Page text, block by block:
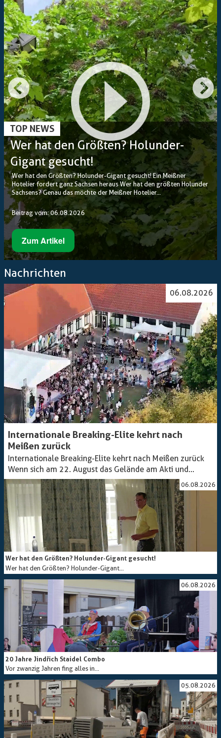
TOP NEWS
Wer hat den Größten? Holunder-
Gigant gesucht!
Wer hat den Größten? Holunder-Gigant gesucht! Ein Meißner
Hotelier fordert ganz Sachsen heraus Wer hat den größten Holunder
Sachsens? Genau das möchte der Meißner Hotelier...
Beitrag vom: 06.08.2026
Zum Artikel
Nachrichten
06.08.2026
Internationale Breaking-Elite kehrt nach
Meißen zurück
Internationale Breaking-Elite kehrt nach Meißen zurück
Wenn sich am 22. August das Gelände am Akti und...
06.08.2026
Wer hat den Größten? Holunder-Gigant gesucht!
Wer hat den Größten? Holunder-Gigant...
06.08.2026
20 Jahre Jindřich Staidel Combo
Vor zwanzig Jahren fing alles in...
05.08.2026